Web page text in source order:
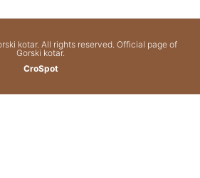
kotar. All rights reserved. Official page of
Gorski kotar.
CroSpot